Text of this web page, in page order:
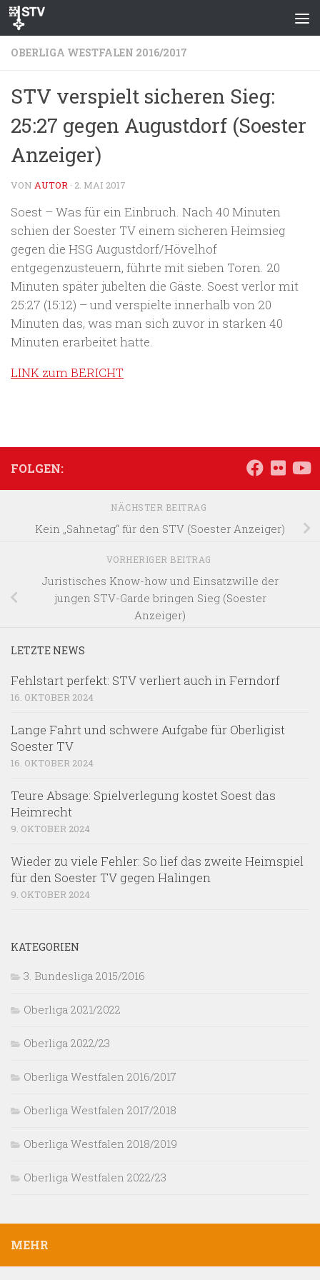
Zum Inhalt springen
OBERLIGA WESTFALEN 2016/2017
STV verspielt sicheren Sieg:
25:27 gegen Augustdorf (Soester
Anzeiger)
VON AUTOR · 2. MAI 2017
Soest – Was für ein Einbruch. Nach 40 Minuten
schien der Soester TV einem sicheren Heimsieg
gegen die HSG Augustdorf/Hövelhof
entgegenzusteuern, führte mit sieben Toren. 20
Minuten später jubelten die Gäste. Soest verlor mit
25:27 (15:12) – und verspielte innerhalb von 20
Minuten das, was man sich zuvor in starken 40
Minuten erarbeitet hatte.
LINK zum BERICHT
FOLGEN:
NÄCHSTER BEITRAG
Kein „Sahnetag“ für den STV (Soester Anzeiger)
VORHERIGER BEITRAG
Juristisches Know-how und Einsatzwille der
jungen STV-Garde bringen Sieg (Soester
Anzeiger)
LETZTE NEWS
Fehlstart perfekt: STV verliert auch in Ferndorf
16. OKTOBER 2024
Lange Fahrt und schwere Aufgabe für Oberligist
Soester TV
16. OKTOBER 2024
Teure Absage: Spielverlegung kostet Soest das
Heimrecht
9. OKTOBER 2024
Wieder zu viele Fehler: So lief das zweite Heimspiel
für den Soester TV gegen Halingen
9. OKTOBER 2024
KATEGORIEN
3. Bundesliga 2015/2016
Oberliga 2021/2022
Oberliga 2022/23
Oberliga Westfalen 2016/2017
Oberliga Westfalen 2017/2018
Oberliga Westfalen 2018/2019
Oberliga Westfalen 2022/23
MEHR